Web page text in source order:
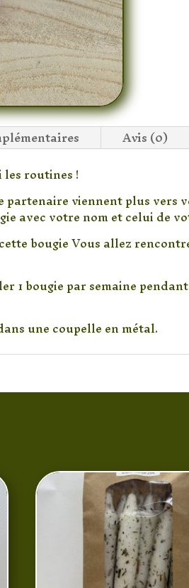
Avis (0)
routines !
viennent plus vers
avec votre nom et celui de
bougie Vous allez
1 bougie par semaine
une coupelle en métal.